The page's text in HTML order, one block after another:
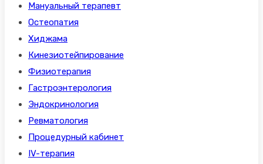
Мануальный терапевт
Остеопатия
Хиджама
Кинезиотейпирование
Физиотерапия
Гастроэнтерология
Эндокринология
Ревматология
Процедурный кабинет
IV-терапия